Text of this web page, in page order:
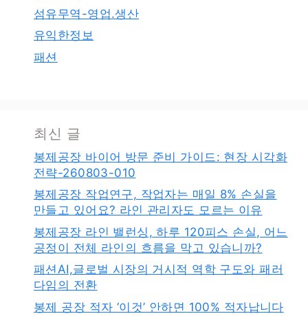
섬유무역-영업.생산
유익한정보
패션
최신 글
봉제공장 바이어 방문 준비 가이드: 현장 시각화
전략-260803-010
봉제공장 작업연구, 작업자는 매일 8% 손실을
만들고 있어요? 라인 관리자도 모르는 이유
봉제공장 라인 밸런싱, 하루 120피스 손실, 어느
공정이 전체 라인의 흐름을 막고 있습니까?
패션AI,글로벌 시장의 거시적 역학 구도와 패러
다임의 전환
봉제 공장 적자 ‘이것’ 안하면 100% 적자납니다